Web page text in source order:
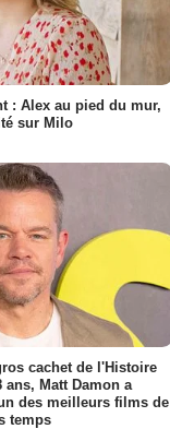
: Alex au pied du mur,
sur Milo
cachet de l'Histoire
Matt Damon a
des meilleurs films de
temps